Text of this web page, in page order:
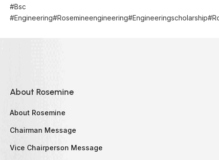
#bsc
About Rosemine
About Rosemine
Chairman Message
Vice Chairperson Message